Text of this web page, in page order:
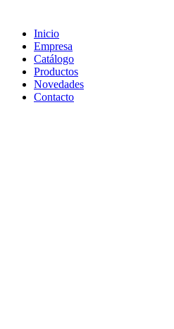
Inicio
Empresa
Catálogo
Productos
Novedades
Contacto